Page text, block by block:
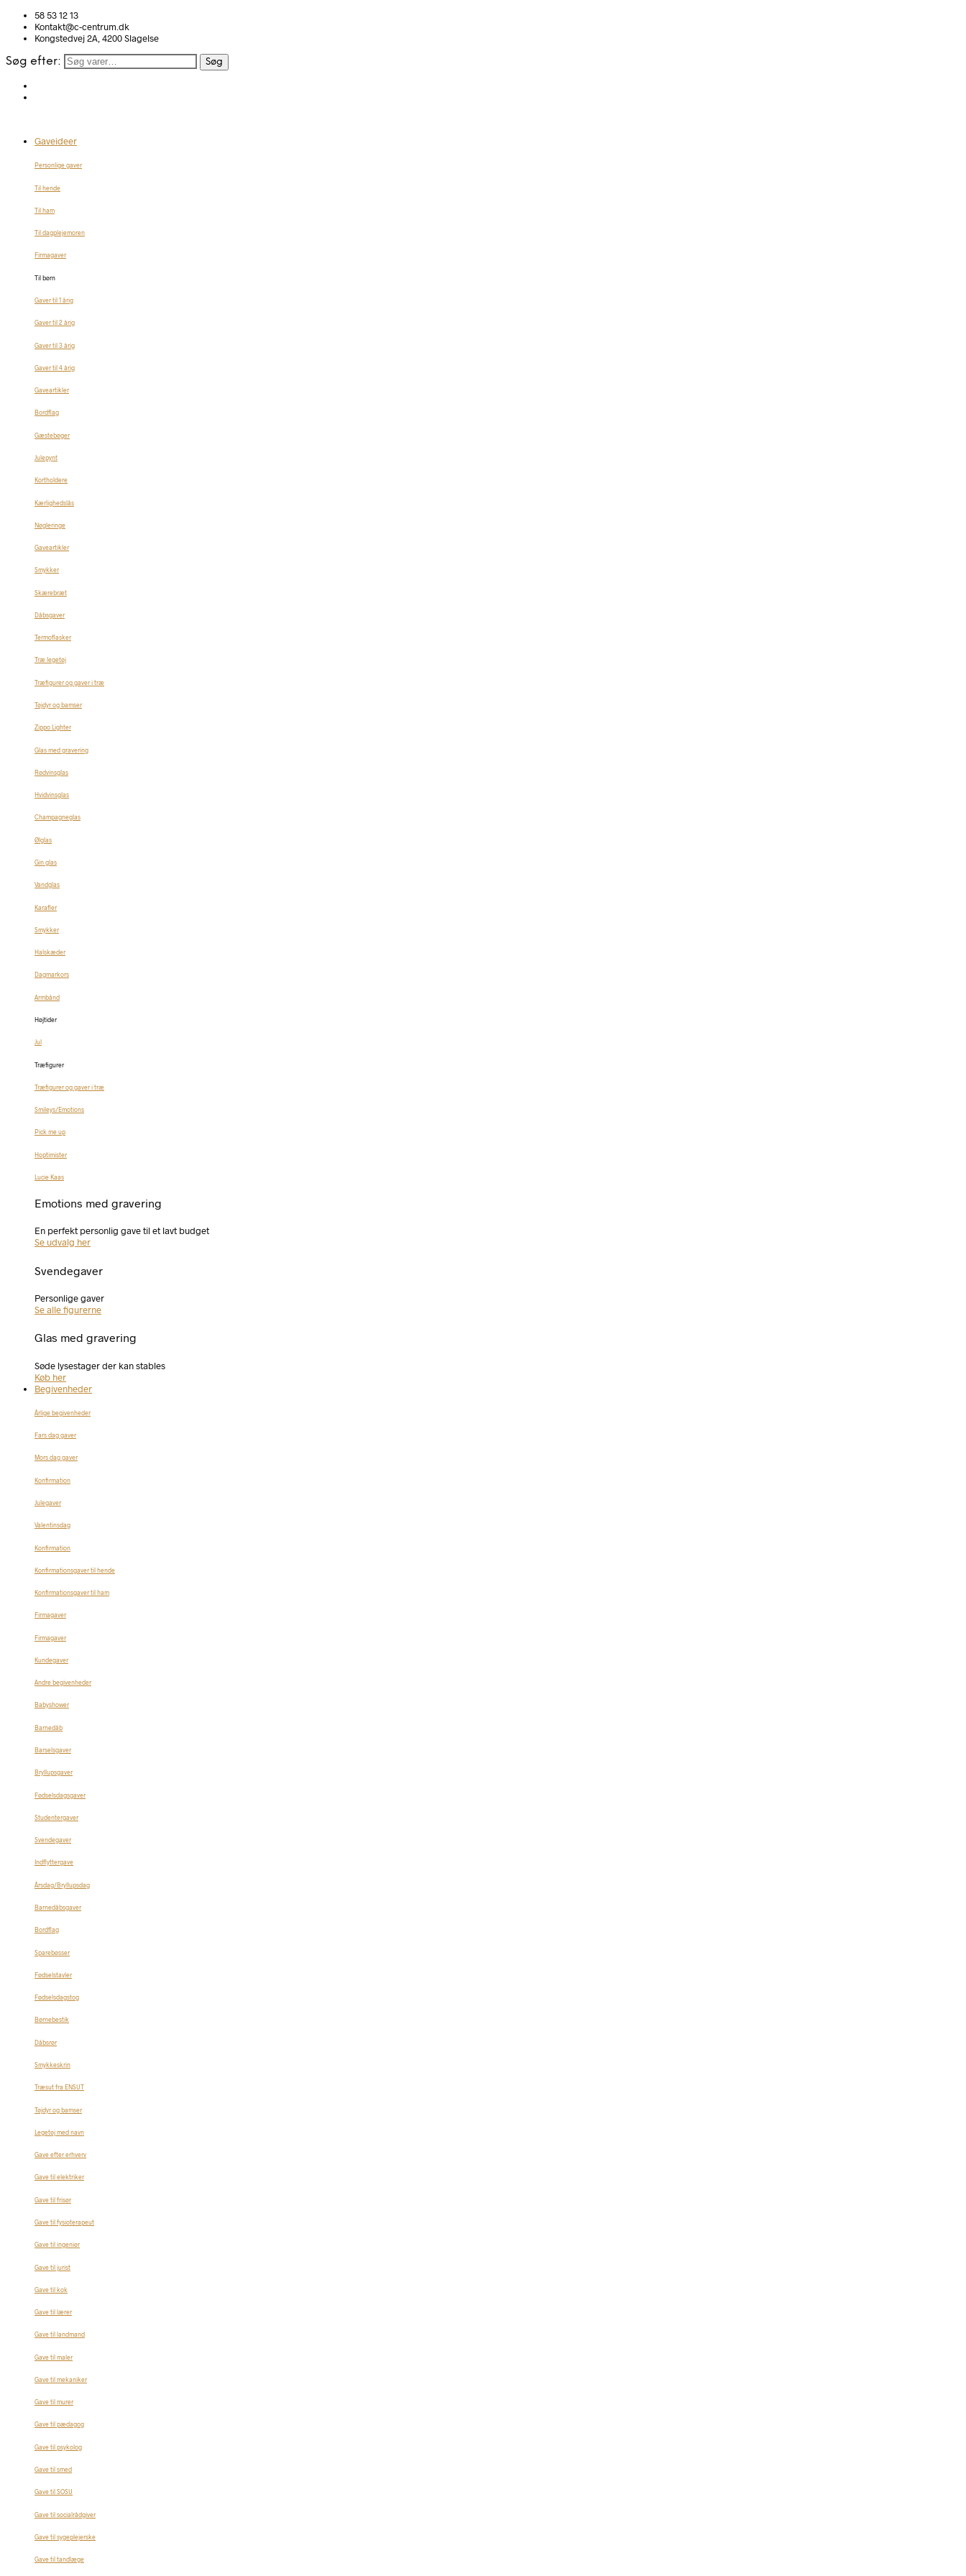
58 53 12 13
Kontakt@c-centrum.dk
Kongstedvej 2A, 4200 Slagelse
Søg efter: Søg
Gaveideer
Personlige gaver
Til hende
Til ham
Til dagplejemoren
Firmagaver
Til børn
Gaver til 1 årig
Gaver til 2 årig
Gaver til 3 årig
Gaver til 4 årig
Gaveartikler
Bordflag
Gæstebøger
Julepynt
Kortholdere
Kærlighedslås
Nøgleringe
Gaveartikler
Smykker
Skærebræt
Dåbsgaver
Termoflasker
Træ legetøj
Træfigurer og gaver i træ
Tøjdyr og bamser
Zippo Lighter
Glas med gravering
Rødvinsglas
Hvidvinsglas
Champagneglas
Ølglas
Gin glas
Vandglas
Karafler
Smykker
Halskæder
Dagmarkors
Armbånd
Højtider
Jul
Træfigurer
Træfigurer og gaver i træ
Smileys/Emotions
Pick me up
Hoptimister
Lucie Kaas
Emotions med gravering
En perfekt personlig gave til et lavt budget
Se udvalg her
Svendegaver
Personlige gaver
Se alle figurerne
Glas med gravering
Søde lysestager der kan stables
Køb her
Begivenheder
Årlige begivenheder
Fars dag gaver
Mors dag gaver
Konfirmation
Julegaver
Valentinsdag
Konfirmation
Konfirmationsgaver til hende
Konfirmationsgaver til ham
Firmagaver
Firmagaver
Kundegaver
Andre begivenheder
Babyshower
Barnedåb
Barselsgaver
Bryllupsgaver
Fødselsdagsgaver
Studentergaver
Svendegaver
Indflyttergave
Årsdag/Bryllupsdag
Barnedåbsgaver
Bordflag
Sparebøsser
Fødselstavler
Fødselsdagstog
Børnebestik
Dåbsrør
Smykkeskrin
Træsut fra ENSUT
Tøjdyr og bamser
Legetøj med navn
Gave efter erhverv
Gave til elektriker
Gave til frisør
Gave til fysioterapeut
Gave til ingeniør
Gave til jurist
Gave til kok
Gave til lærer
Gave til landmand
Gave til maler
Gave til mekaniker
Gave til murer
Gave til pædagog
Gave til psykolog
Gave til smed
Gave til SOSU
Gave til socialrådgiver
Gave til sygeplejerske
Gave til tandlæge